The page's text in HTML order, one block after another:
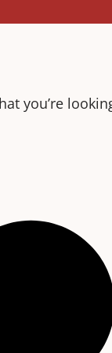
you’re